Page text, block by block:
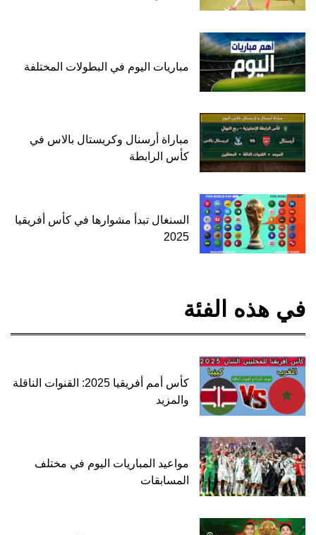
مباريات اليوم في البطولات المختلفة
مباراة أرسنال وكريستال بالاس في
كأس الرابطة
السنغال تبدأ مشوارها في كأس أفريقيا
2025
في هذه الفئة
كأس أمم أفريقيا 2025: القنوات الناقلة
والمزيد
مواعيد المباريات اليوم في مختلف
المسابقات